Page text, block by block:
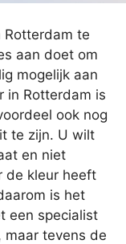
Rotterdam te
aan doet om
mogelijk aan
in Rotterdam is
ook nog
te zijn. U wilt
en niet
de kleur heeft
is het
een specialist
maar tevens de